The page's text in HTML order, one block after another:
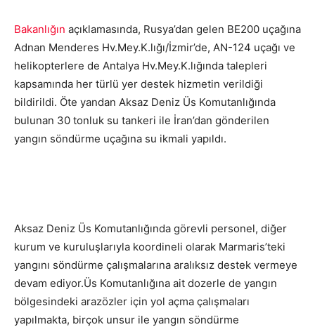
Bakanlığın açıklamasında, Rusya’dan gelen BE200 uçağına
Adnan Menderes Hv.Mey.K.lığı/İzmir’de, AN-124 uçağı ve
helikopterlere de Antalya Hv.Mey.K.lığında talepleri
kapsamında her türlü yer destek hizmetin verildiği
bildirildi. Öte yandan Aksaz Deniz Üs Komutanlığında
bulunan 30 tonluk su tankeri ile İran’dan gönderilen
yangın söndürme uçağına su ikmali yapıldı.
Aksaz Deniz Üs Komutanlığında görevli personel, diğer
kurum ve kuruluşlarıyla koordineli olarak Marmaris’teki
yangını söndürme çalışmalarına aralıksız destek vermeye
devam ediyor.Üs Komutanlığına ait dozerle de yangın
bölgesindeki arazözler için yol açma çalışmaları
yapılmakta, birçok unsur ile yangın söndürme